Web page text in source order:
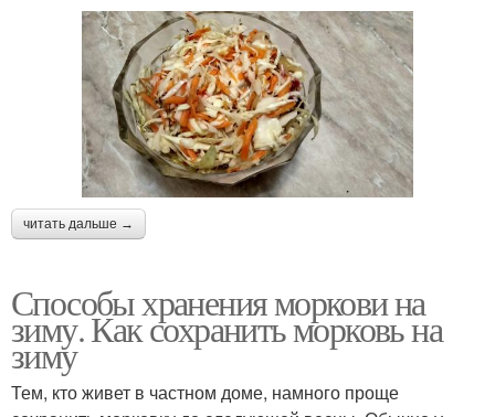
читать дальше →
Способы хранения моркови на
зиму. Как сохранить морковь на
зиму
Тем, кто живет в частном доме, намного проще